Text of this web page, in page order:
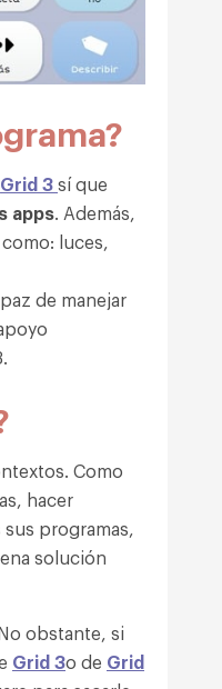
Grid 3sí que
apps. Además,
luces,
de manejar
Como
hacer
programas,
solución
obstante, si
Grid 3o de Grid